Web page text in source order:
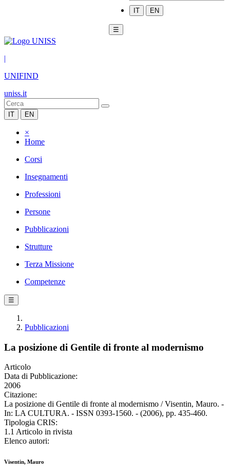
IT EN
☰
|
UNIFIND
uniss.it
IT EN
×
Home
Corsi
Insegnamenti
Professioni
Persone
Pubblicazioni
Strutture
Terza Missione
Competenze
☰
Pubblicazioni
La posizione di Gentile di fronte al modernismo
Articolo
Data di Pubblicazione:
2006
Citazione:
La posizione di Gentile di fronte al modernismo / Visentin, Mauro. -
In: LA CULTURA. - ISSN 0393-1560. - (2006), pp. 435-460.
Tipologia CRIS:
1.1 Articolo in rivista
Elenco autori:
Visentin, Mauro